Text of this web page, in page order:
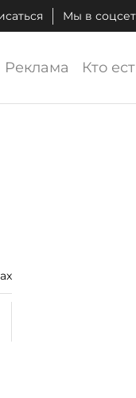
Мы в
Реклама Кто